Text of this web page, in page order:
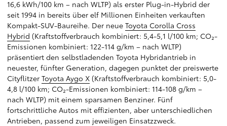
16,6 kWh/100 km – nach WLTP) als erster Plug-in-Hybrid der
seit 1994 in bereits über elf Millionen Einheiten verkauften
Kompakt-SUV-Baureihe. Der neue Toyota Corolla Cross
Hybrid (Kraftstoffverbrauch kombiniert: 5,4-5,1 l/100 km; CO₂-
Emissionen kombiniert: 122-114 g/km – nach WLTP)
präsentiert den selbstladenden Toyota Hybridantrieb in
neuester, fünfter Generation, dagegen punktet der preiswerte
Cityflitzer Toyota Aygo X (Kraftstoffverbrauch kombiniert: 5,0-
4,8 l/100 km; CO₂-Emissionen kombiniert: 114-108 g/km –
nach WLTP) mit einem sparsamen Benziner. Fünf
fortschrittliche Autos mit effizienten, aber unterschiedlichen
Antrieben, passend zum jeweiligen Einsatzzweck.